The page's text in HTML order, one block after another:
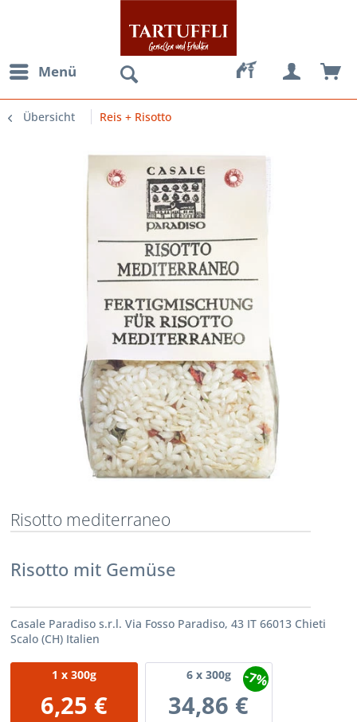
Menü
Übersicht Reis + Risotto
Risotto mediterraneo
Risotto mit Gemüse
Casale Paradiso s.r.l. Via Fosso Paradiso, 43 IT 66013 Chieti
Scalo (CH) Italien
1 x 300g
6,25 €
6x 300g
34,86 €
-7%